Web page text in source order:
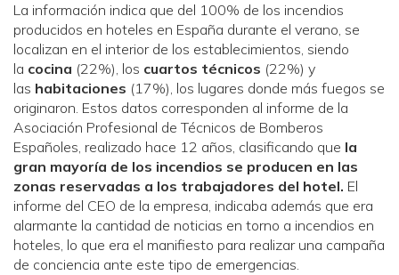
La información indica que del 100% de los incendios
producidos en hoteles en España durante el verano, se
localizan en el interior de los establecimientos, siendo
la cocina (22%), los cuartos técnicos (22%) y
las habitaciones (17%), los lugares donde más fuegos se
originaron. Estos datos corresponden al informe de la
Asociación Profesional de Técnicos de Bomberos
Españoles, realizado hace 12 años, clasificando que la
gran mayoría de los incendios se producen en las
zonas reservadas a los trabajadores del hotel. El
informe del CEO de la empresa, indicaba además que era
alarmante la cantidad de noticias en torno a incendios en
hoteles, lo que era el manifiesto para realizar una campaña
de conciencia ante este tipo de emergencias.